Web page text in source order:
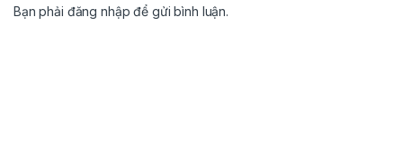
Bạn phải đăng nhập để gửi bình luận.